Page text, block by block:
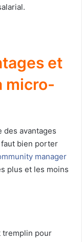
et
micro-
avantages
bien porter
manager
plus et les moins
tremplin pour